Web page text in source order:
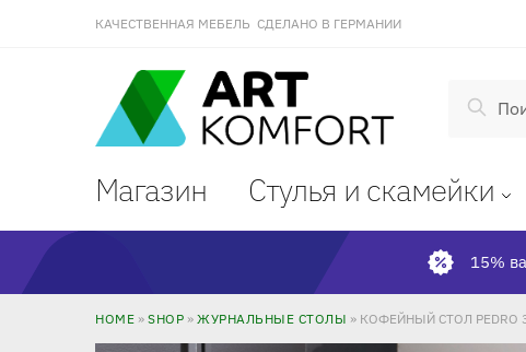
КАЧЕСТВЕННАЯ МЕБЕЛЬ СДЕЛАНО В ГЕРМАНИИ
Магазин Стулья и скамейки
15%
HOME »SHOP »ЖУРНАЛЬНЫЕ СТОЛЫ » КОФЕЙНЫЙ СТОЛ